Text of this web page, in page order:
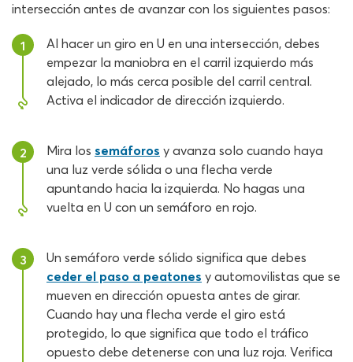
intersección antes de avanzar con los siguientes pasos:
1
Al hacer un giro en U en una intersección, debes
empezar la maniobra en el carril izquierdo más
alejado, lo más cerca posible del carril central.
Activa el indicador de dirección izquierdo.
2 Mira los semáforos y avanza solo cuando haya
una luz verde sólida o una flecha verde
apuntando hacia la izquierda. No hagas una
vuelta en U con un semáforo en rojo.
3
Un semáforo verde sólido significa que debes
ceder el paso a peatones y automovilistas que se
mueven en dirección opuesta antes de girar.
Cuando hay una flecha verde el giro está
protegido, lo que significa que todo el tráfico
opuesto debe detenerse con una luz roja. Verifica